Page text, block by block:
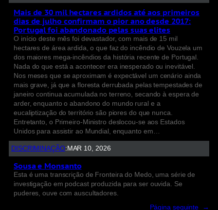
Mais de 30 mil hectares ardidos até aos primeiros
dias de julho confirmam o pior ano desde 2017:
Portugal foi abandonado pelas suas elites
O início deste mês foi devastador, com mais de 15 mil
hectares de área ardida, o que faz do incêndio de Vouzela um
dos maiores mega-incêndios da história recente de Portugal.
Nada do que está a acontecer era inesperado ou inevitável.
Nos meses que se aproximam é expectável um cenário ainda
mais grave, já que a floresta derrubada pelas tempestades de
janeiro continua acumulada no terreno, secando à espera de
arder, enquanto o abandono do mundo rural e a
eucaliptização do território são piores do que nunca.
Entretanto, o Primeiro-Ministro deslocou-se aos Estados
Unidos para assistir ao Mundial, enquanto em…
DISCRIMINAÇÃO: MAR 10, 2026
Sousa e Monsanto
Esta é uma transcrição de Fronteira do Medo, uma série de
investigação em podcast produzida para ser ouvida. Se
puderes, ouve com auscultadores.
Página seguinte →